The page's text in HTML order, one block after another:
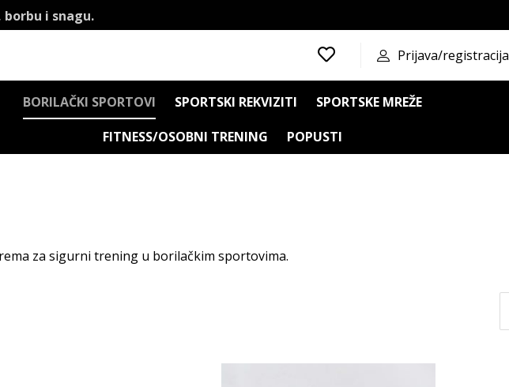
borbu i snagu.
Prijava/registracija
BORILAČKI SPORTOVI SPORTSKI REKVIZITI
SPORTSKE MREŽE
FITNESS/OSOBNI TRENING
POPUSTI
za sigurni trening u borilačkim sportovima.